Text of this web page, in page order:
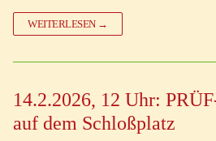
WEITERLESEN →
14.2.2026, 12 Uhr:
auf dem Schloßplatz